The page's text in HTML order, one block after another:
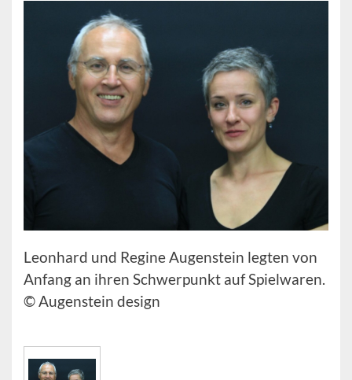
Leonhard und Regine Augenstein legten von
Anfang an ihren Schwerpunkt auf Spielwaren.
© Augenstein design